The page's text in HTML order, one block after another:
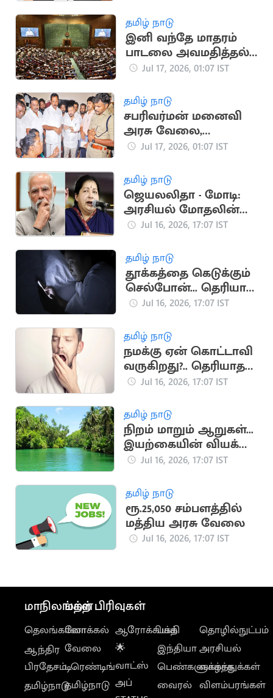
தமிழ் நாடு
இனி வந்தே மாதரம்
பாடலை அவமதித்தல்
தண்டனை நிச்சயம்
Jul 17, 2026, 01:07 IST
தமிழ் நாடு
சபரிவர்மன் மனைவி
அரசு வேலை,
நிவாரணத்தை ஏற்க
ஏமாற்றத்துடன்
திரும்பினர்
Jul 17, 2026, 01:07 IST
தமிழ் நாடு
ஜெயலலிதா - மோடி:
அரசியல் மோதலின்
முக்கிய தருணங்கள்
Jul 16, 2026, 17:07 IST
தமிழ் நாடு
தூக்கத்தை கெடுக்கும்
செல்போன்... தெரியாத
ஆபத்துகள்
Jul 16, 2026, 17:07 IST
தமிழ் நாடு
நமக்கு ஏன் கொட்டாவி
வருகிறது?.. தெரியாத
சுவாரஸ்ய
Jul 16, 2026, 17:07 IST
தமிழ் நாடு
நிறம் மாறும் ஆறுகள்...
இயற்கையின் வியக்க
வைக்கும்
Jul 16, 2026, 17:07 IST
தமிழ் நாடு
ரூ.25,050 சம்பளத்தில்
மத்திய அரசு வேலை
Jul 16, 2026, 17:07 IST
மாநிலங்கள்
தெலங்கானா
ஆந்திர
பிரதேசம்
தமிழ்நாடு
மற்ற பிரிவுகள்
லோக்கல்
வேலை
டிரெண்டிங்
தமிழ்நாடு
ஆரோக்கியம்
🌟
வாட்ஸ்
அப்
பக்தி
இந்தியா
பெண்களுக்காக
வைரல்
தொழில்நுட்பம்
அரசியல்
வாழ்த்துக்கள்
விளம்பரங்கள்